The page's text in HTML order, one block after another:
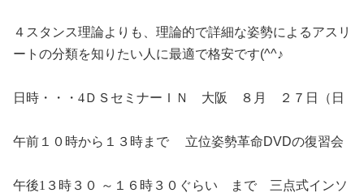
４スタンス理論よりも、理論的で詳細な姿勢によるアスリ
ートの分類を知りたい人に最適で格安です(^^♪
日時・・・4ＤＳセミナーＩＮ 大阪 ８月 ２７日（日
午前１０時から１３時まで 立位姿勢革命DVDの復習会
午後1３時３０ ～１６時３０ぐらい まで 三点式インソ